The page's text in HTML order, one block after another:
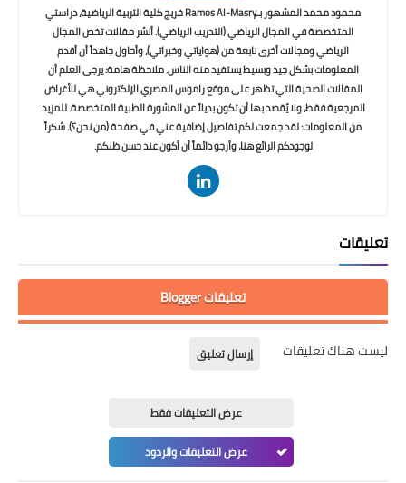
محمود محمد المشهور بـRamos Al-Masry خريج كلية التربية الرياضية، دراستي
المتخصصة في المجال الرياضي (التدريب الرياضي). أنشر مقالات تخص المجال
الرياضي ومجالات أخرى نابعة من (هواياتي وخبراتي)، وأحاول جاهداً أن أقدم
المعلومات بشكل جيد وبسيط يستفيد منه الناس. ملاحظة هامة: يرجى العلم أن
المقالات الصحية التي تظهر على موقع راموس المصري الإلكتروني هي للأغراض
المرجعية فقط، ولا يُقصد بها أن تكون بديلاً عن المشورة الطبية المتخصصة. للمزيد
من المعلومات: لقد جمعت لكم تفاصيل إضافية عني في صفحة (من نحن؟). شكراً
لوجودكم الرائع هنا، وأرجو دائماً أن أكون عند حسن ظنكم.
تعليقات
تعليقات Blogger
ليست هناك تعليقات إرسال تعليق
عرض التعليقات فقط
عرض التعليقات والردود